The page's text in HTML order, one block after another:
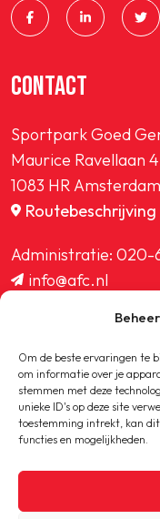
Om de beste ervaringen te
om informatie over je
stemmen met deze
unieke ID's op deze site
toestemming intrekt, kan dit
functies en mogelijkheden.
CONTACT
Sportpark Goed
Maurice Ravellaan 4
1083 HR Amsterdam
Routebeschrijving
Administratie: 020-
info@afc.nl
Copyright © 2020-